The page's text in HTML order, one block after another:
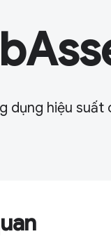
dụng hiệu